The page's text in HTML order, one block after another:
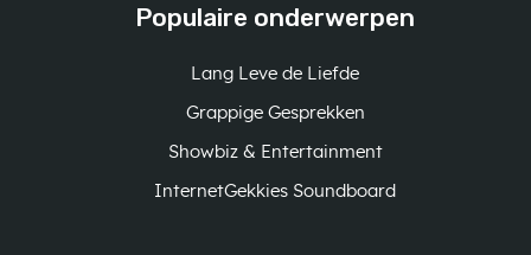
Populaire onderwerpen
Lang Leve de Liefde
Grappige Gesprekken
Showbiz & Entertainment
InternetGekkies Soundboard